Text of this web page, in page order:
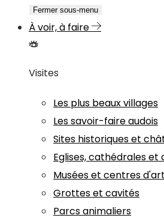
Fermer sous-menu
À voir, à faire
Visites
Les plus beaux villages
Les savoir-faire audois
Sites historiques et
Eglises, cathédrales et
Musées et centres d'art
Grottes et cavités
Parcs animaliers